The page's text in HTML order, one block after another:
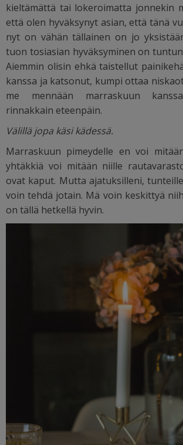
kieltämättä tai lokeroimatta jonnekin
että olen hyväksynyt asian, että tänä
nyt on vähän tällainen on jo
tuon tosiasian hyväksyminen on
Aiemmin olisin ehkä taistellut
kanssa ja katsonut, kumpi ottaa
me mennään marraskuun
rinnakkain eteenpäin.
Välillä jopa käsi kädessä.
Marraskuun pimeydelle en voi
yhtäkkiä voi mitään niille
ovat kaput. Mutta ajatuksilleni,
voin tehdä jotain. Mä voin keskittyä
on tällä hetkellä hyvin.